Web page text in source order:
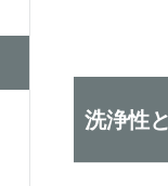
洗浄性